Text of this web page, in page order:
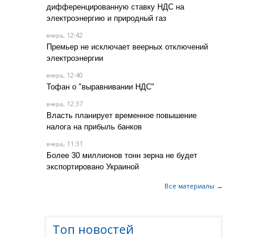
дифференцированную ставку НДС на
электроэнергию и природный газ
вчера, 12:42
Премьер не исключает веерных отключений
электроэнергии
вчера, 12:40
Тофан о "выравнивании НДС"
вчера, 12:37
Власть планирует временное повышение
налога на прибыль банков
вчера, 11:31
Более 30 миллионов тонн зерна не будет
экспортировано Украиной
Все материалы →
Топ новостей